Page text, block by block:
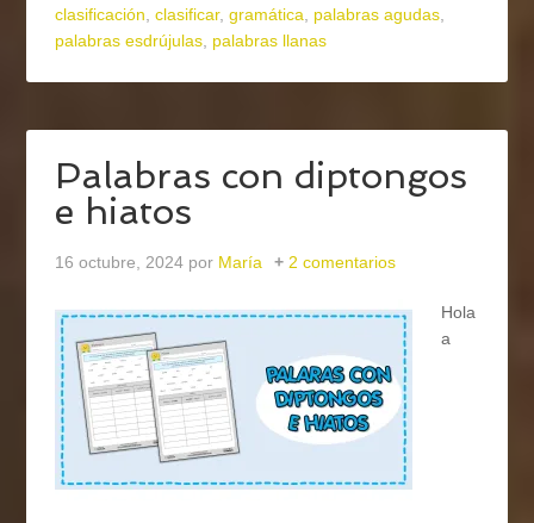
clasificación,clasificar,gramática, palabras agudas,
palabras esdrújulas, palabras llanas
Palabras con diptongos
e hiatos
16 octubre, 2024 por María 2 comentarios
Hola
a